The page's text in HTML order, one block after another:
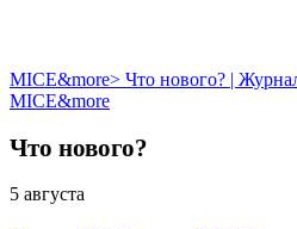
MICE&more> Что нового? |
MICE&more
Что нового?
5 августа